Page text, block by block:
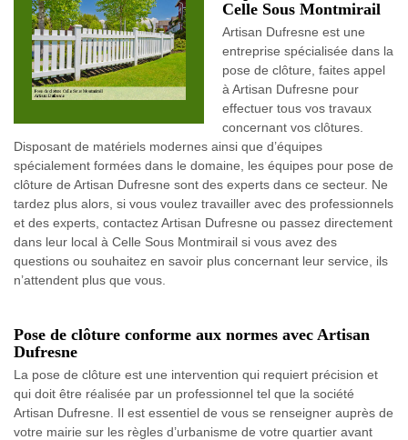
Celle Sous Montmirail
Artisan Dufresne est une
entreprise spécialisée dans la
pose de clôture, faites appel
à Artisan Dufresne pour
effectuer tous vos travaux
concernant vos clôtures.
Disposant de matériels modernes ainsi que d’équipes
spécialement formées dans le domaine, les équipes pour pose de
clôture de Artisan Dufresne sont des experts dans ce secteur. Ne
tardez plus alors, si vous voulez travailler avec des professionnels
et des experts, contactez Artisan Dufresne ou passez directement
dans leur local à Celle Sous Montmirail si vous avez des
questions ou souhaitez en savoir plus concernant leur service, ils
n’attendent plus que vous.
Pose de clôture conforme aux normes avec Artisan
Dufresne
La pose de clôture est une intervention qui requiert précision et
qui doit être réalisée par un professionnel tel que la société
Artisan Dufresne. Il est essentiel de vous se renseigner auprès de
votre mairie sur les règles d’urbanisme de votre quartier avant